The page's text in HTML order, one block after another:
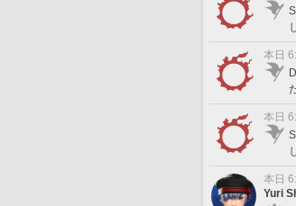
本日
本日
本日
Yuri